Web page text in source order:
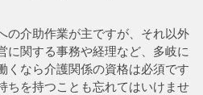
の介助作業が主ですが、それ以外
に関する事務や経理など、多岐に
くなら介護関係の資格は必須です
ちを持つことも忘れてはいけませ